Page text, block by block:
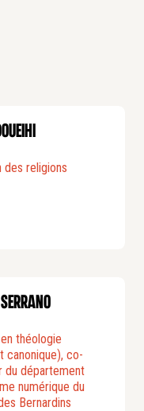
des religions
Serrano
théologie
canonique), co-
du département
numérique du
Bernardins